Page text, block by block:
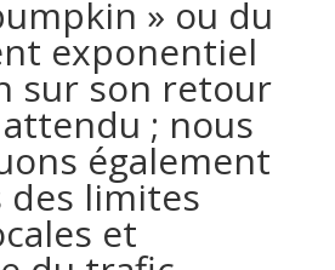
» ou du
exponentiel
sur son retour
; nous
également
des limites
et